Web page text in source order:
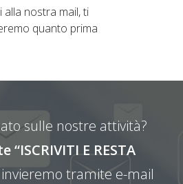
alla nostra mail, ti
quanto prima
sulle nostre attività?
E RESTA
invieremo tramite e-mail